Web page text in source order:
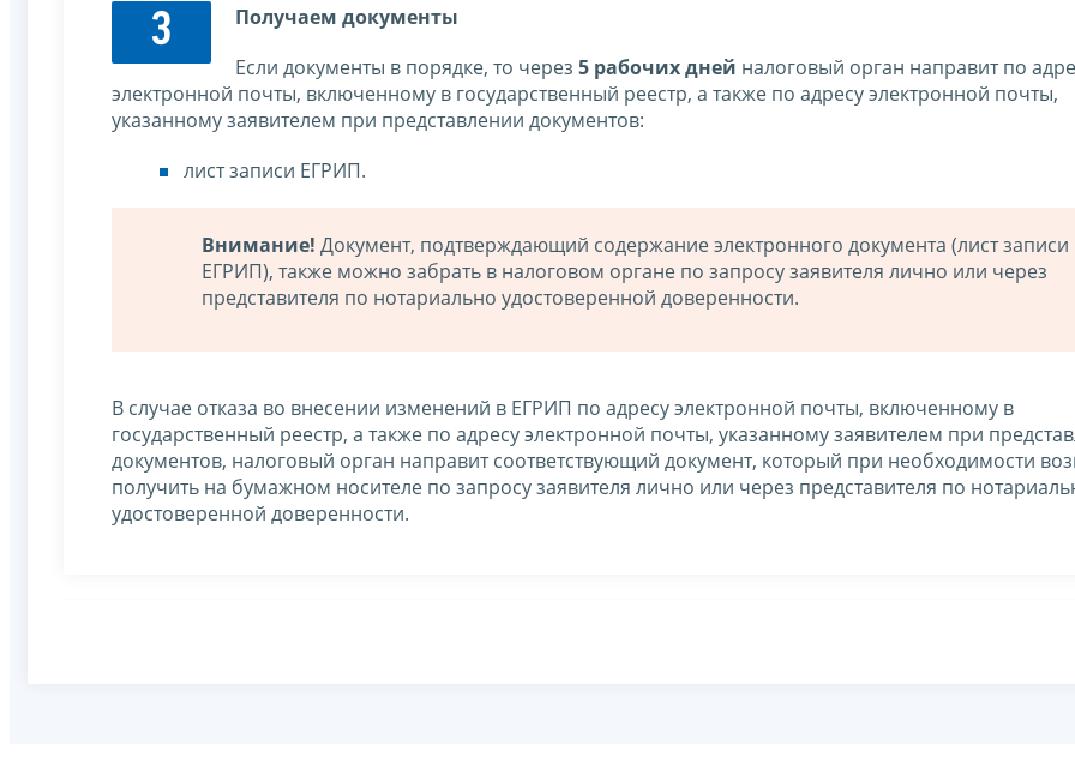
3
Получаем документы
Если документы в порядке, то через 5 рабочих дней налоговый орган направит по
электронной почты, включенному в государственный реестр, а также по адресу электронной почты,
указанному заявителем при представлении документов:
лист записи ЕГРИП.
Внимание! Документ, подтверждающий содержание электронного документа (лист записи
ЕГРИП), также можно забрать в налоговом органе по запросу заявителя лично или через
представителя по нотариально удостоверенной доверенности.
В случае отказа во внесении изменений в ЕГРИП по адресу электронной почты, включенному в
государственный реестр, а также по адресу электронной почты, указанному заявителем при
документов, налоговый орган направит соответствующий документ, который при необходимости
получить на бумажном носителе по запросу заявителя лично или через представителя по
удостоверенной доверенности.